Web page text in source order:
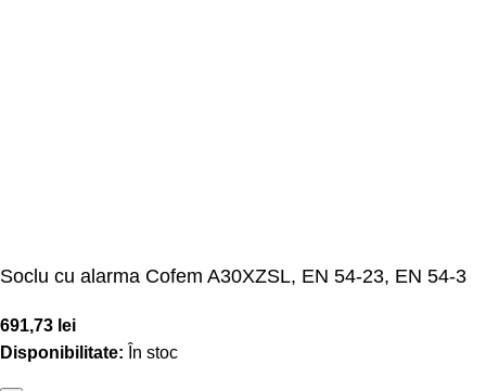
Soclu cu alarma Cofem A30XZSL, EN 54-23, EN 54-3
691,73 lei
Disponibilitate: În stoc